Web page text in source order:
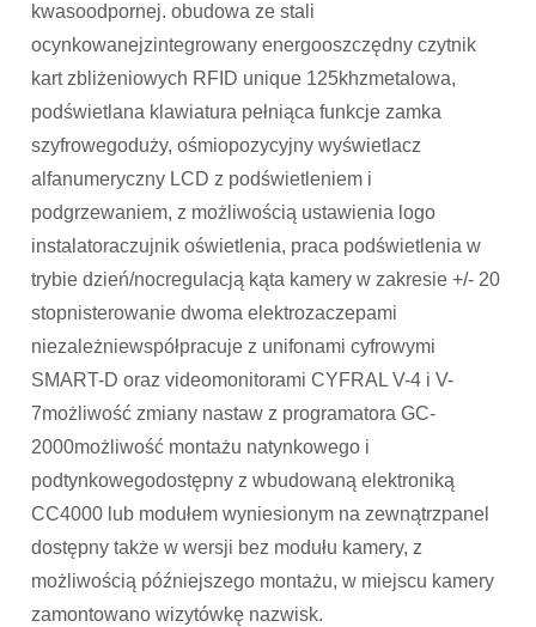
kwasoodpornej. obudowa ze stali
ocynkowanejzintegrowany energooszczędny czytnik
kart zbliżeniowych RFID unique 125khzmetalowa,
podświetlana klawiatura pełniąca funkcje zamka
szyfrowegoduży, ośmiopozycyjny wyświetlacz
alfanumeryczny LCD z podświetleniem i
podgrzewaniem, z możliwością ustawienia logo
instalatoraczujnik oświetlenia, praca podświetlenia w
trybie dzień/nocregulacją kąta kamery w zakresie +/- 20
stopnisterowanie dwoma elektrozaczepami
niezależniewspółpracuje z unifonami cyfrowymi
SMART-D oraz videomonitorami CYFRAL V-4 i V-
7możliwość zmiany nastaw z programatora GC-
2000możliwość montażu natynkowego i
podtynkowegodostępny z wbudowaną elektroniką
CC4000 lub modułem wyniesionym na zewnątrzpanel
dostępny także w wersji bez modułu kamery, z
możliwością późniejszego montażu, w miejscu kamery
zamontowano wizytówkę nazwisk.